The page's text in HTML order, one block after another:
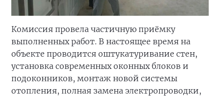
Комиссия провела частичную приёмку
выполненных работ. В настоящее время на
объекте проводится оштукатуривание стен,
установка современных оконных блоков и
подоконников, монтаж новой системы
отопления, полная замена электропроводки,